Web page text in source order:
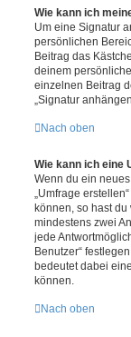
Wie kann ich
Um eine Signatur
persönlichen
Beitrag das
deinem
einzelnen Beitrag
„Signatur
Nach oben
Wie kann ich eine
Wenn du ein
„Umfrage
können, so hast
mindestens zwei
jede
Benutzer“
bedeutet dabei
können.
Nach oben